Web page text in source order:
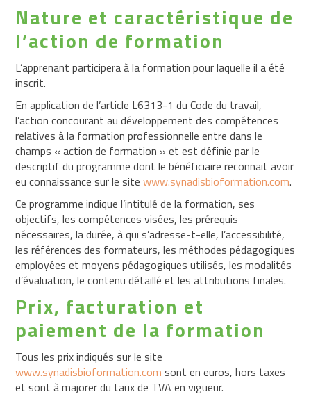
Actualités
Construire
démarche
RSE
Nature et caractéristique de
l’action de formation
L’apprenant participera à la formation pour laquelle il a été
inscrit.
En application de l’article L6313-1 du Code du travail,
l’action concourant au développement des compétences
relatives à la formation professionnelle entre dans le
champs « action de formation » et est définie par le
descriptif du programme dont le bénéficiaire reconnait avoir
eu connaissance sur le sitewww.synadisbioformation.com.
Ce programme indique l’intitulé de la formation, ses
objectifs, les compétences visées, les prérequis
nécessaires, la durée, à qui s’adresse-t-elle, l’accessibilité,
les références des formateurs, les méthodes pédagogiques
employées et moyens pédagogiques utilisés, les modalités
d’évaluation, le contenu détaillé et les attributions finales.
Prix, facturation et
paiement de la formation
Tous les prix indiqués sur le site
www.synadisbioformation.com sont en euros, hors taxes
et sont à majorer du taux de TVA en vigueur.